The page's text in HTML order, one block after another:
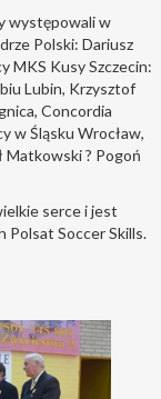
występowali w
Polski: Dariusz
MKS Kusy Szczecin:
Lubin, Krzysztof
Concordia
w Śląsku Wrocław,
Matkowski ? Pogoń
serce i jest
Polsat Soccer Skills.